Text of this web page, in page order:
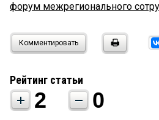
форум межрегионального
Комментировать
Рейтинг статьи
2 0